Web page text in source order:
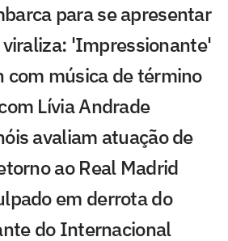
para se apresentar
viraliza: 'Impressionante'
com música de término
Lívia Andrade
avaliam atuação de
ao Real Madrid
em derrota do
do Internacional